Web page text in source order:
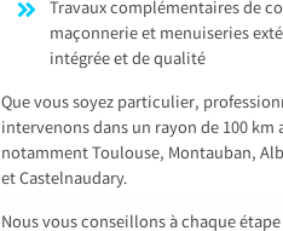
Travaux complémentaires de
maçonnerie et menuiseries
intégrée et de qualité
Que vous soyez particulier,
intervenons dans un rayon de 100
notamment Toulouse, Montauban,
et Castelnaudary.
Nous vous conseillons à chaque